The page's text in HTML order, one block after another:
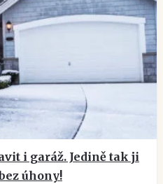
i garáž. Jedině tak ji
úhony!